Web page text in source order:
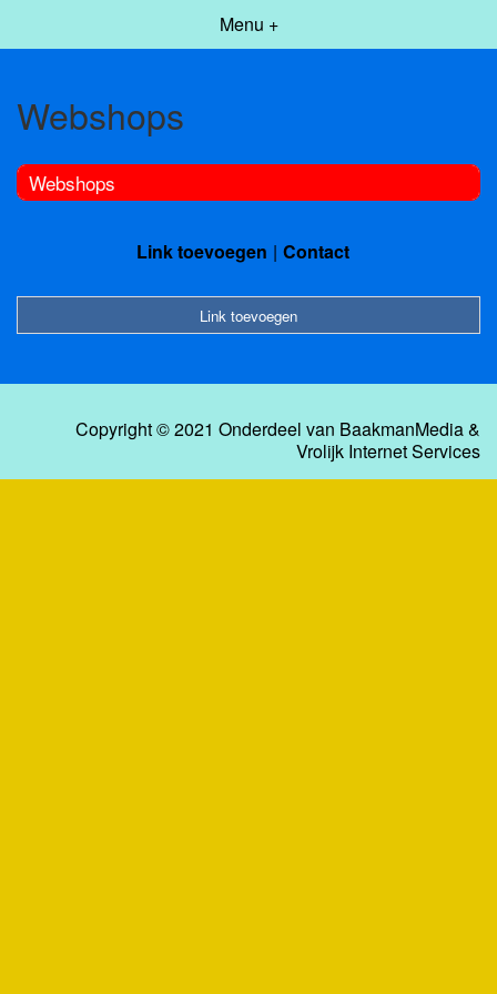
Menu +
Webshops
Webshops
Link toevoegen Contact
Link toevoegen
Copyright © 2021 Onderdeel van BaakmanMedia&
Vrolijk Internet Services